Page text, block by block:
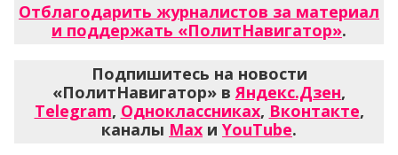
Отблагодарить журналистов за материал
и поддержать «ПолитНавигатор».
Подпишитесь на новости
«ПолитНавигатор» вЯндекс.Дзен,
Telegram, Одноклассниках, Вконтакте,
каналы Max и YouTube.